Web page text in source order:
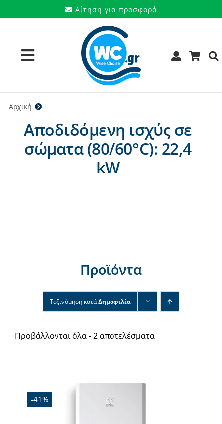
στο
Αίτηση για προσφορά
Toggle
Navigation
Προϊόντα
Υπηρεσίες
Μάρκες
Αρχική
Αποδιδόμενη ισχύς σε
σώματα (80/60°C): 22,4
kW
Προϊόντα
Ταξινόμηση κατάΔημοφιλία
Προβάλλονται όλα - 2 αποτελέσματα
-41%